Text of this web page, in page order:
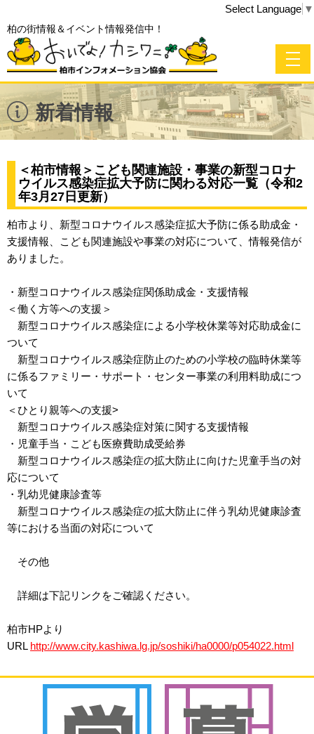
柏の街情報＆イベント情報発信中！
Select Language ▼
新着情報
＜柏市情報＞こども関連施設・事業の新型コロナ
ウイルス感染症拡大予防に関わる対応一覧（令和2
年3月27日更新）
柏市より、新型コロナウイルス感染症拡大予防に係る助成金・
支援情報、こども関連施設や事業の対応について、情報発信が
ありました。
・新型コロナウイルス感染症関係助成金・支援情報
＜働く方等への支援＞
新型コロナウイルス感染症による小学校休業等対応助成金に
ついて
新型コロナウイルス感染症防止のための小学校の臨時休業等
に係るファミリー・サポート・センター事業の利用料助成につ
いて
＜ひとり親等への支援>
新型コロナウイルス感染症対策に関する支援情報
・児童手当・こども医療費助成受給券
新型コロナウイルス感染症の拡大防止に向けた児童手当の対
応について
・乳幼児健康診査等
新型コロナウイルス感染症の拡大防止に伴う乳幼児健康診査
等における当面の対応について
その他
詳細は下記リンクをご確認ください。
柏市HPより
URL http://www.city.kashiwa.lg.jp/soshiki/ha0000/p054022.html